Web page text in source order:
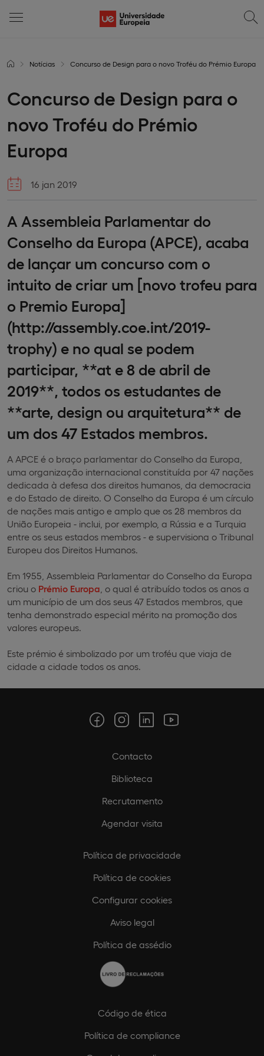
Notícias Concurso de Design para o novo Troféu do Prémio Europa
Concurso de Design para o
novo Troféu do Prémio
Europa
16 jan 2019
A Assembleia Parlamentar do
Conselho da Europa (APCE), acaba
de lançar um concurso com o
intuito de criar um [novo trofeu para
o Premio Europa]
(http://assembly.coe.int/2019-
trophy) e no qual se podem
participar, **at e 8 de abril de
2019**, todos os estudantes de
**arte, design ou arquitetura** de
um dos 47 Estados membros.
A APCE é o braço parlamentar do Conselho da Europa,
uma organização internacional constituída por 47 nações
dedicada à defesa dos direitos humanos, da democracia
e do Estado de direito. O Conselho da Europa é um círculo
de nações mais antigo e amplo que os 28 membros da
União Europeia - inclui, por exemplo, a Rússia e a Turquia
entre os seus estados membros - e supervisiona o Tribunal
Europeu dos Direitos Humanos.
Em 1955, Assembleia Parlamentar do Conselho da Europa
criou o Prémio Europa , o qual é atribuído todos os anos a
um município de um dos seus 47 Estados membros, que
tenha demonstrado especial mérito na promoção dos
valores europeus.
Este prémio é simbolizado por um troféu que viaja de
cidade a cidade todos os anos.
Contacto
Biblioteca
Recrutamento
Agendar visita
Política de privacidade
Política de cookies
Configurar cookies
Aviso legal
Política de assédio
Código de ética
Política de compliance